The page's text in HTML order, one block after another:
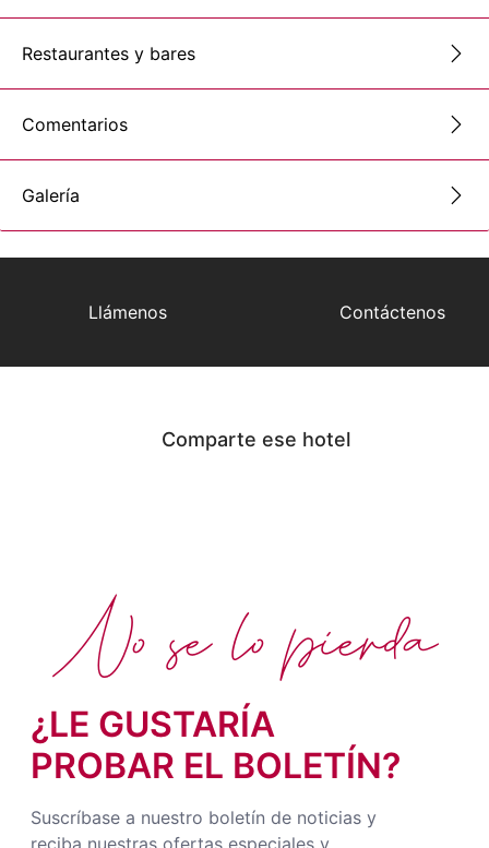
Restaurantes y bares
Comentarios
Galería
Llámenos Contáctenos
Comparte ese hotel
¿LE GUSTARÍA
PROBAR EL BOLETÍN?
Suscríbase a nuestro boletín de noticias y
reciba nuestras ofertas especiales y
No se lo pierda